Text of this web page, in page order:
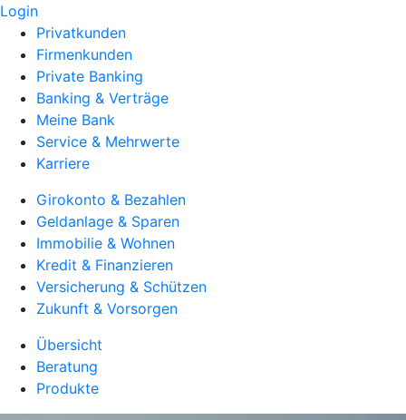
Login
Privatkunden
Firmenkunden
Private Banking
Banking & Verträge
Meine Bank
Service & Mehrwerte
Karriere
Girokonto & Bezahlen
Geldanlage & Sparen
Immobilie & Wohnen
Kredit & Finanzieren
Versicherung & Schützen
Zukunft & Vorsorgen
Übersicht
Beratung
Produkte